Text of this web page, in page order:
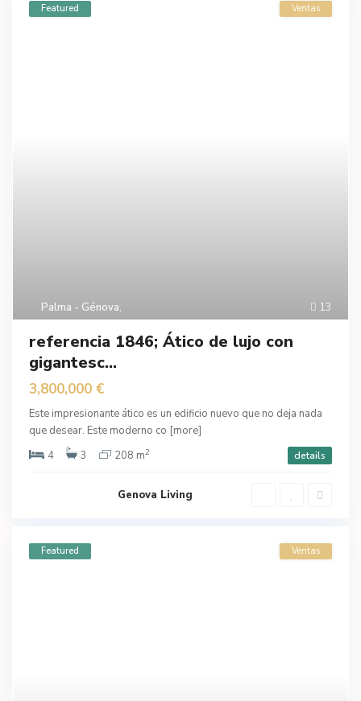
13
Palma - Génova,
Featured Ventas
referencia 1846; Ático de lujo con
gigantesc...
3,800,000 €
Este impresionante ático es un edificio nuevo que no deja nada
que desear. Este moderno co [more]
4
3 208 m2 details
Genova Living
Featured Ventas